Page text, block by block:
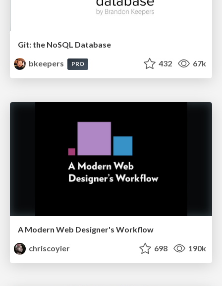
Git: the NoSQL Database
bkeepers
PRO 432 67k
A Modern Web Designer's Workflow
chriscoyier
698 190k